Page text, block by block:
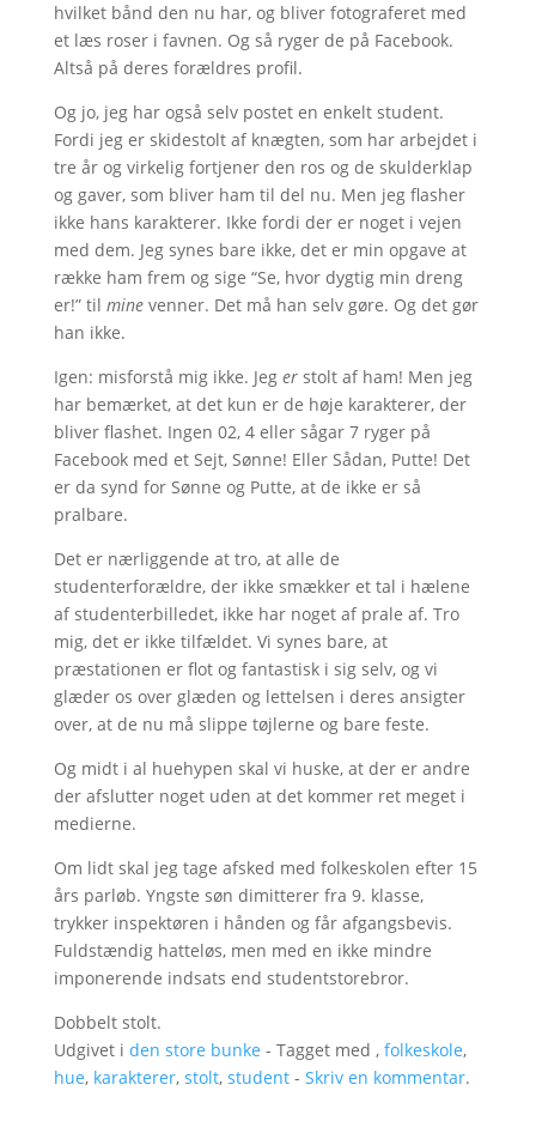
hvilket bånd den nu har, og bliver fotograferet med
et læs roser i favnen. Og så ryger de på Facebook.
Altså på deres forældres profil.
Og jo, jeg har også selv postet en enkelt student.
Fordi jeg er skidestolt af knægten, som har arbejdet i
tre år og virkelig fortjener den ros og de skulderklap
og gaver, som bliver ham til del nu. Men jeg flasher
ikke hans karakterer. Ikke fordi der er noget i vejen
med dem. Jeg synes bare ikke, det er min opgave at
række ham frem og sige “Se, hvor dygtig min dreng
er!” til minevenner. Det må han selv gøre. Og det gør
han ikke.
Igen: misforstå mig ikke. Jeg erstolt af ham! Men jeg
har bemærket, at det kun er de høje karakterer, der
bliver flashet. Ingen 02, 4 eller sågar 7 ryger på
Facebook med et Sejt, Sønne! Eller Sådan, Putte! Det
er da synd for Sønne og Putte, at de ikke er så
pralbare.
Det er nærliggende at tro, at alle de
studenterforældre, der ikke smækker et tal i hælene
af studenterbilledet, ikke har noget af prale af. Tro
mig, det er ikke tilfældet. Vi synes bare, at
præstationen er flot og fantastisk i sig selv, og vi
glæder os over glæden og lettelsen i deres ansigter
over, at de nu må slippe tøjlerne og bare feste.
Og midt i al huehypen skal vi huske, at der er andre
der afslutter noget uden at det kommer ret meget i
medierne.
Om lidt skal jeg tage afsked med folkeskolen efter 15
års parløb. Yngste søn dimitterer fra 9. klasse,
trykker inspektøren i hånden og får afgangsbevis.
Fuldstændig hatteløs, men med en ikke mindre
imponerende indsats end studentstorebror.
Dobbelt stolt.
Udgivet i den store bunke - Tagget med , folkeskole,
hue, karakterer, stolt, student- Skriv en kommentar.